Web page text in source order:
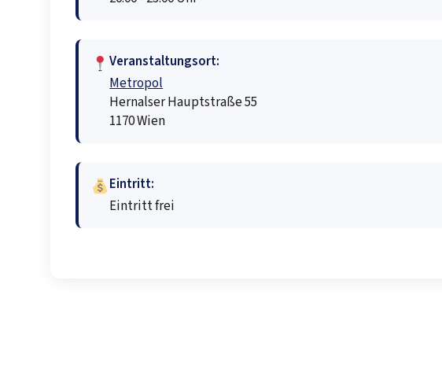
Veranstaltungsort:
Metropol
Hernalser Hauptstraße 55
1170 Wien
Eintritt:
Eintritt frei